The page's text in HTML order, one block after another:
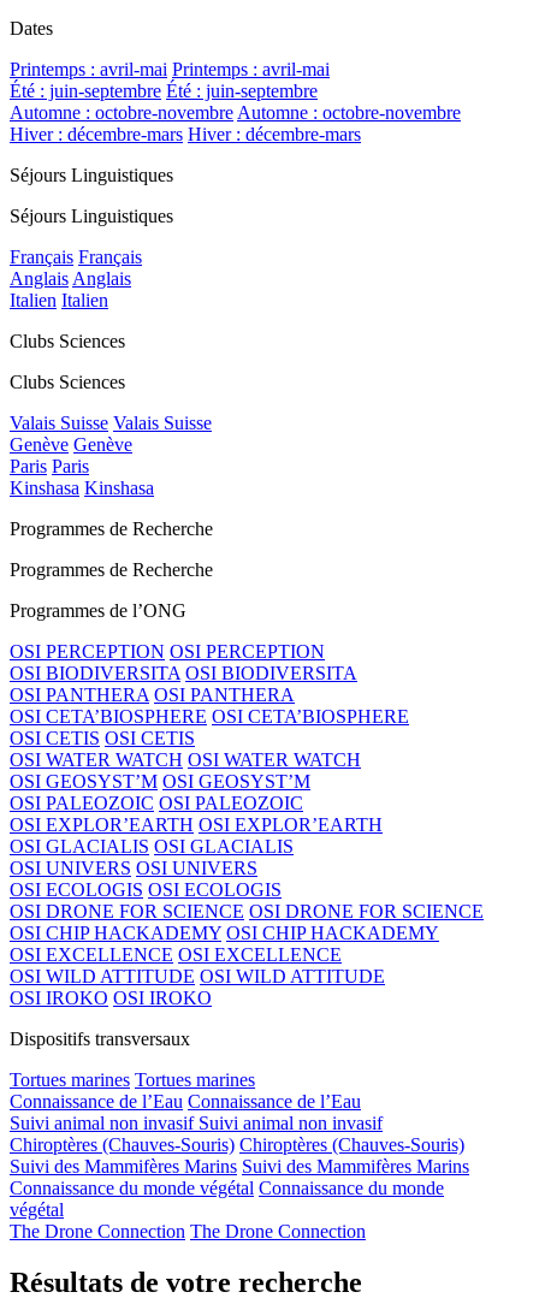
Dates
Printemps : avril-mai Printemps : avril-mai
Été : juin-septembre Été : juin-septembre
Automne : octobre-novembreAutomne : octobre-novembre
Hiver : décembre-mars Hiver : décembre-mars
Séjours Linguistiques
Séjours Linguistiques
Français Français
AnglaisAnglais
Italien Italien
Clubs Sciences
Clubs Sciences
Valais Suisse Valais Suisse
Genève Genève
Paris Paris
Kinshasa Kinshasa
Programmes de Recherche
Programmes de Recherche
Programmes de l’ONG
OSI PERCEPTION OSI PERCEPTION
OSI BIODIVERSITA OSI BIODIVERSITA
OSI PANTHERA OSI PANTHERA
OSI CETA’BIOSPHERE OSI CETA’BIOSPHERE
OSI CETIS OSI CETIS
OSI WATER WATCH OSI WATER WATCH
OSI GEOSYST’M OSI GEOSYST’M
OSI PALEOZOIC OSI PALEOZOIC
OSI EXPLOR’EARTH OSI EXPLOR’EARTH
OSI GLACIALIS OSI GLACIALIS
OSI UNIVERS OSI UNIVERS
OSI ECOLOGIS OSI ECOLOGIS
OSI DRONE FOR SCIENCE OSI DRONE FOR SCIENCE
OSI CHIP HACKADEMY OSI CHIP HACKADEMY
OSI EXCELLENCE OSI EXCELLENCE
OSI WILD ATTITUDE OSI WILD ATTITUDE
OSI IROKO OSI IROKO
Dispositifs transversaux
Tortues marines Tortues marines
Connaissance de l’Eau Connaissance de l’Eau
Suivi animal non invasif Suivi animal non invasif
Chiroptères (Chauves-Souris) Chiroptères (Chauves-Souris)
Suivi des Mammifères Marins Suivi des Mammifères Marins
Connaissance du monde végétal Connaissance du monde
végétal
The Drone Connection The Drone Connection
Résultats de votre recherche